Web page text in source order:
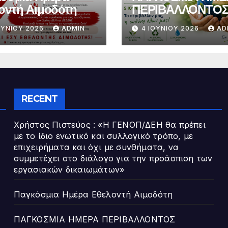
Αιμοδότη
2026 ADMIN
ΠΕΡΙΒΑΛΛΟΝΤΟΣ
4 ΙΟΥΝΊΟΥ 2026
RECENT
Χρήστος Πιστεύος : «Η ΓΕΝΟΠ/ΔΕΗ θα πρέπει
με το ίδιο ενωτικό και συλλογικό τρόπο, με
επιχειρήματα και όχι με συνθήματα, να
συμμετέχει στο διάλογο για την προάσπιση των
εργασιακών δικαιωμάτων»
Παγκόσμια Ημέρα Εθελοντή Αιμοδότη
ΠΑΓΚΟΣΜΙΑ ΗΜΕΡΑ ΠΕΡΙΒΑΛΛΟΝΤΟΣ